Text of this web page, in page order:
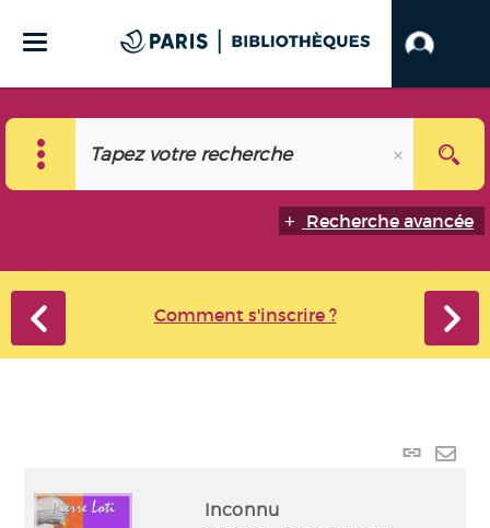
Recherche avancée
Comment s'inscrire ?
Lien
Inconnu